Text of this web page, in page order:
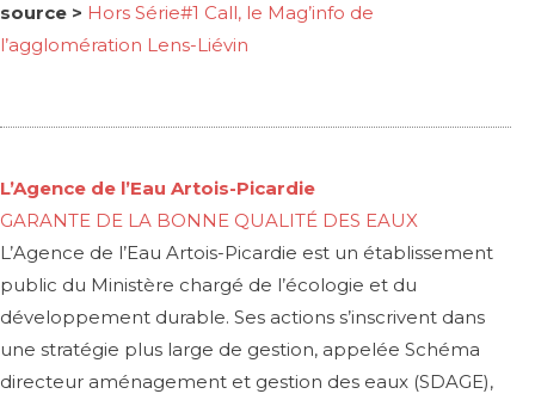
source > Hors Série#1 Call, le Mag’info de
l’agglomération Lens-Liévin
L’Agence de l’Eau Artois-Picardie
GARANTE DE LA BONNE QUALITÉ DES EAUX
L’Agence de l’Eau Artois-Picardie est un établissement
public du Ministère chargé de l’écologie et du
développement durable. Ses actions s’inscrivent dans
une stratégie plus large de gestion, appelée Schéma
directeur aménagement et gestion des eaux (SDAGE),